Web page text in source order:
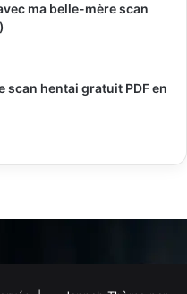
ma belle-mère scan
scan hentai gratuit PDF en